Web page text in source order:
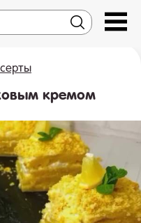
кремом